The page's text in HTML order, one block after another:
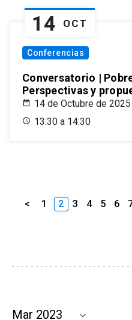
14 OCT
Conferencias
Conversatorio |
Perspectivas y
14 de Octubre de 2025
13:30 a 14:30
< 1 2 3 4 5 6